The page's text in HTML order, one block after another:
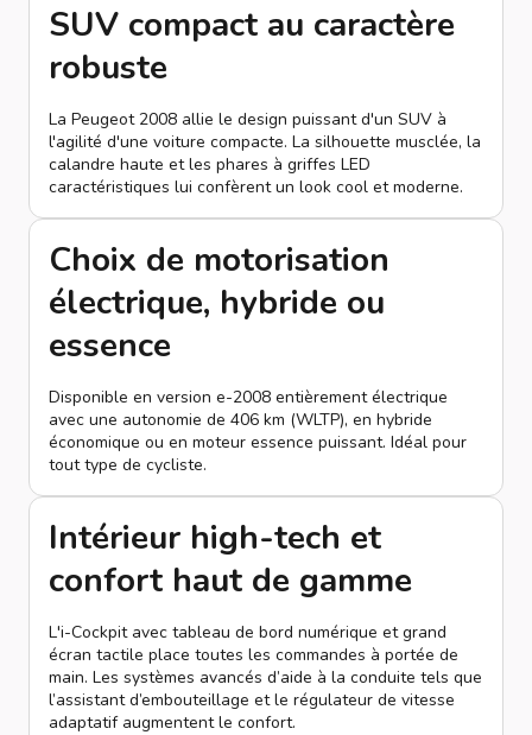
SUV compact au caractère
robuste
La Peugeot 2008 allie le design puissant d'un SUV à
l'agilité d'une voiture compacte. La silhouette musclée, la
calandre haute et les phares à griffes LED
caractéristiques lui confèrent un look cool et moderne.
Choix de motorisation
électrique, hybride ou
essence
Disponible en version e-2008 entièrement électrique
avec une autonomie de 406 km (WLTP), en hybride
économique ou en moteur essence puissant. Idéal pour
tout type de cycliste.
Intérieur high-tech et
confort haut de gamme
L'i-Cockpit avec tableau de bord numérique et grand
écran tactile place toutes les commandes à portée de
main. Les systèmes avancés d’aide à la conduite tels que
l’assistant d’embouteillage et le régulateur de vitesse
adaptatif augmentent le confort.